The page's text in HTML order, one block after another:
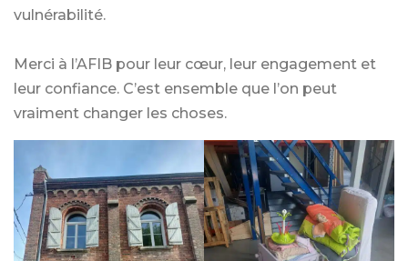
vulnérabilité.
Merci à l’AFIB pour leur cœur, leur engagement et
leur confiance. C’est ensemble que l’on peut
vraiment changer les choses.